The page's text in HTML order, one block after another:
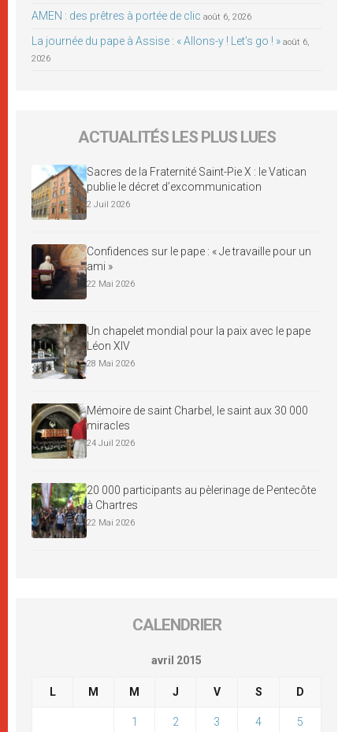
AMEN : des prêtres à portée de clic août 6, 2026
La journée du pape à Assise : « Allons-y ! Let’s go ! » août 6,
2026
ACTUALITÉS LES PLUS LUES
Sacres de la Fraternité Saint-Pie X : le Vatican
publie le décret d’excommunication
2 Juil 2026
Confidences sur le pape : « Je travaille pour un
ami »
22 Mai 2026
Un chapelet mondial pour la paix avec le pape
Léon XIV
28 Mai 2026
Mémoire de saint Charbel, le saint aux 30 000
miracles
24 Juil 2026
20 000 participants au pèlerinage de Pentecôte
à Chartres
22 Mai 2026
CALENDRIER
avril 2015
L M M J V S D
1 2 3 4 5